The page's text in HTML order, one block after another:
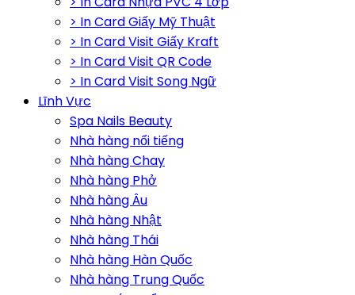
> In Card Giấy Mỹ Thuật
> In Card Visit Giấy Kraft
> In Card Visit QR Code
> In Card Visit Song Ngữ
Lĩnh Vực
Spa Nails Beauty
Nhà hàng nổi tiếng
Nhà hàng Chay
Nhà hàng Phở
Nhà hàng Âu
Nhà hàng Nhật
Nhà hàng Thái
Nhà hàng Hàn Quốc
Nhà hàng Trung Quốc